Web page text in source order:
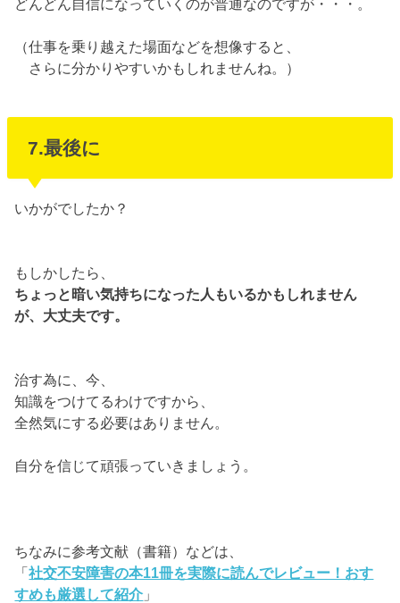
どんどん自信になっていくのが普通なのですが・・・。
（仕事を乗り越えた場面などを想像すると、
さらに分かりやすいかもしれませんね。）
7.最後に
いかがでしたか？
もしかしたら、
ちょっと暗い気持ちになった人もいるかもしれません
が、大丈夫です。
治す為に、今、
知識をつけてるわけですから、
全然気にする必要はありません。
自分を信じて頑張っていきましょう。
ちなみに参考文献（書籍）などは、
「社交不安障害の本11冊を実際に読んでレビュー！おす
すめも厳選して紹介 」